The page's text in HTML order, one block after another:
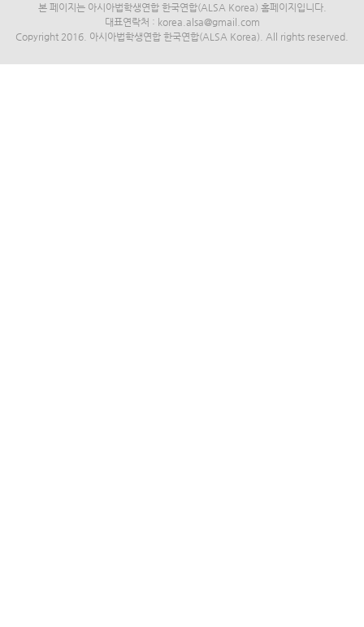
본 페이지는 아시아법학생연합 한국연합(ALSA Korea) 홈페이지입니다.
대표연락처 : korea.alsa@gmail.com
Copyright 2016. 아시아법학생연합 한국연합(ALSA Korea). All rights reserved.